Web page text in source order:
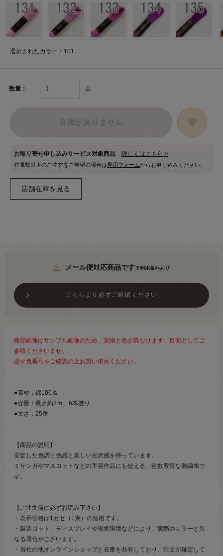
選択されたカラー：101
数量： 点
お取り寄せ申し込みサービス対象商品 詳しくはこちら >
在庫数以上のご注文をご希望の場合は専用フォームからお申し込みください。
メール便対応商品です※利用条件あり
こちらより必ずご確認ください
商品画像はサンプル画像のため、実物と色が異なります。目安としてご
参照くださいませ。
必ず色番号をご確認の上お買い求めください。
●素材：綿100％
●容量：長さ約8ｍ、6本撚り
●太さ：25番
【商品の説明】
安定した色調と色感と美しい光沢感を持っています。
ミサンガやマスコットなどの手芸作品にも使える、色数豊富な刺繍糸で
す。
【ご注文前に必ずお読み下さい】
・表示価格は1カセ（1束）の価格です。
・製造ロット、ディスプレイや視覚環境などにより、実際のカラーと異
なる場合がございます。
・当社の他オンラインショップと在庫を共有しており、注文が確定して